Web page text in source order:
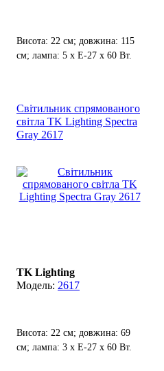
Висота: 22 см; довжина: 115
см; лампа: 5 х Е-27 х 60 Вт.
Світильник спрямованого
світла TK Lighting Spectra
Gray 2617
TK Lighting
2617
Висота: 22 см; довжина: 69
см; лампа: 3 х Е-27 х 60 Вт.